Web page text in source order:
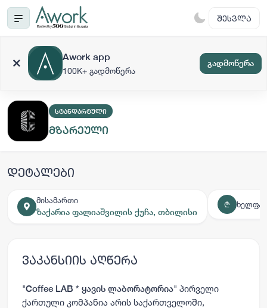
ᲨᲔᲡᲕᲚᲐ
Awork app
100K+ გადმოწერა
გადმოწერა
ᲡᲢᲐᲜᲓᲐᲠᲢᲣᲚᲘ
მზარეული
დეტალები
მისამართი
ზაქარია ფალიაშვილის ქუჩა, თბილისი
₾
ვაკანსიის აღწერა
"Coffee LAB * ყავის ლაბორატორია" პირველი
ქართული კომპანია არის საქართველოში,